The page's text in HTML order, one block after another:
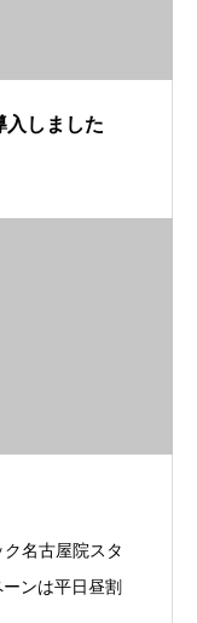
入しました
名古屋院スタ
ンは平日昼割